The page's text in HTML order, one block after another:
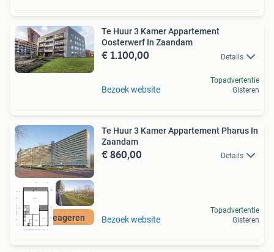
Te Huur 3 Kamer Appartement
Oosterwerf In Zaandam
€ 1.100,00 Details
Bezoek website
Topadvertentie
Gisteren
Gratis reageren
Te Huur 3 Kamer Appartement Pharus In
Zaandam
€ 860,00 Details
Bezoek website
Topadvertentie
Gisteren